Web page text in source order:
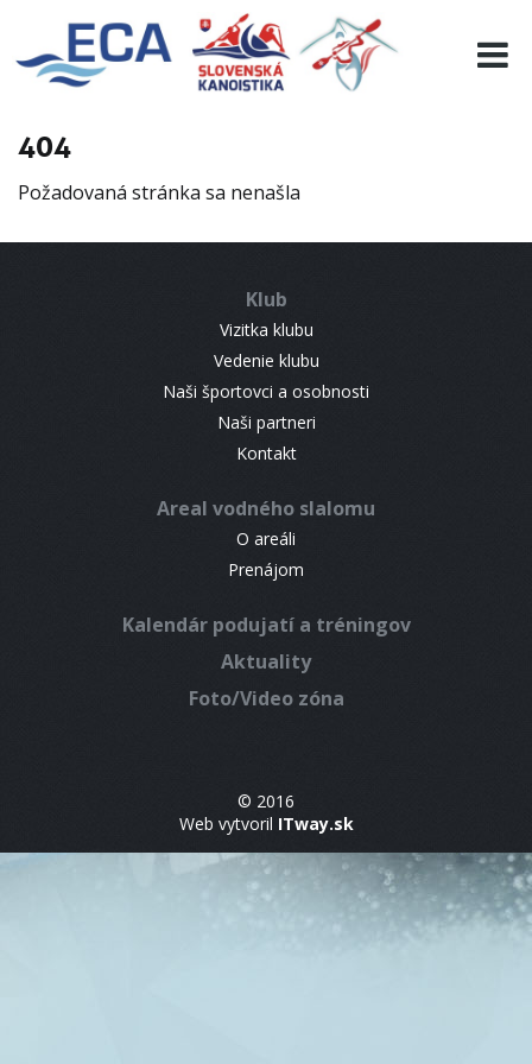
404
Požadovaná stránka sa nenašla
Klub
Vizitka klubu
Vedenie klubu
Naši športovci a osobnosti
Naši partneri
Kontakt
Areal vodného slalomu
O areáli
Prenájom
Kalendár podujatí a tréningov
Aktuality
Foto/Video zóna
© 2016
Web vytvoril ITway.sk
EURO 19
INFO
RESULTS
CONTACT